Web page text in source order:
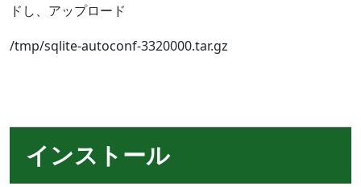
ドし、アップロード
/tmp/sqlite-autoconf-3320000.tar.gz
インストール